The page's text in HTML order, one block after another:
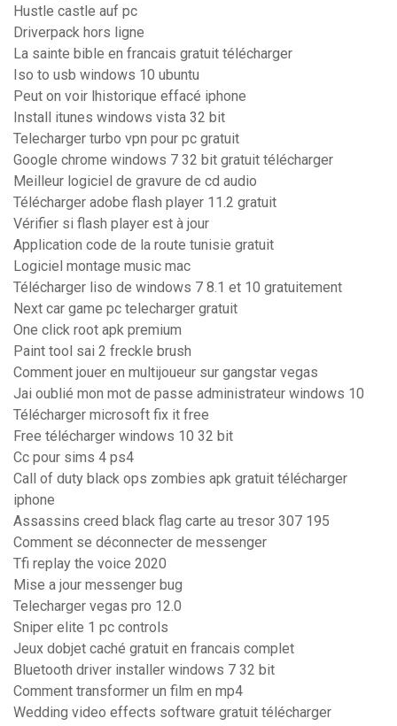
Hustle castle auf pc
Driverpack hors ligne
La sainte bible en francais gratuit télécharger
Iso to usb windows 10 ubuntu
Peut on voir lhistorique effacé iphone
Install itunes windows vista 32 bit
Telecharger turbo vpn pour pc gratuit
Google chrome windows 7 32 bit gratuit télécharger
Meilleur logiciel de gravure de cd audio
Télécharger adobe flash player 11.2 gratuit
Vérifier si flash player est à jour
Application code de la route tunisie gratuit
Logiciel montage music mac
Télécharger liso de windows 7 8.1 et 10 gratuitement
Next car game pc telecharger gratuit
One click root apk premium
Paint tool sai 2 freckle brush
Comment jouer en multijoueur sur gangstar vegas
Jai oublié mon mot de passe administrateur windows 10
Télécharger microsoft fix it free
Free télécharger windows 10 32 bit
Cc pour sims 4 ps4
Call of duty black ops zombies apk gratuit télécharger
iphone
Assassins creed black flag carte au tresor 307 195
Comment se déconnecter de messenger
Tfi replay the voice 2020
Mise a jour messenger bug
Telecharger vegas pro 12.0
Sniper elite 1 pc controls
Jeux dobjet caché gratuit en francais complet
Bluetooth driver installer windows 7 32 bit
Comment transformer un film en mp4
Wedding video effects software gratuit télécharger